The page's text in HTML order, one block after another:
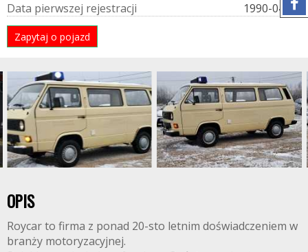
Data pierwszej rejestracji 1990-04-24
Zapytaj o pojazd
OPIS
Roycar to firma z ponad 20-sto letnim doświadczeniem w
branży motoryzacyjnej.